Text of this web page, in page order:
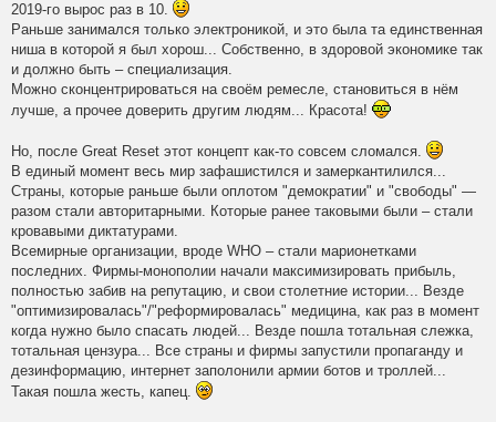
2019-го вырос раз в 10.
Раньше занимался только электроникой, и это была та единственная
ниша в которой я был хорош... Собственно, в здоровой экономике так
и должно быть – специализация.
Можно сконцентрироваться на своём ремесле, становиться в нём
лучше, а прочее доверить другим людям... Красота!
Но, после Great Reset этот концепт как-то совсем сломался.
В единый момент весь мир зафашистился и замеркантилился...
Страны, которые раньше были оплотом "демократии" и "свободы" —
разом стали авторитарными. Которые ранее таковыми были – стали
кровавыми диктатурами.
Всемирные организации, вроде WHO – стали марионетками
последних. Фирмы-монополии начали максимизировать прибыль,
полностью забив на репутацию, и свои столетние истории... Везде
"оптимизировалась"/"реформировалась" медицина, как раз в момент
когда нужно было спасать людей... Везде пошла тотальная слежка,
тотальная цензура... Все страны и фирмы запустили пропаганду и
дезинформацию, интернет заполонили армии ботов и троллей...
Такая пошла жесть, капец.